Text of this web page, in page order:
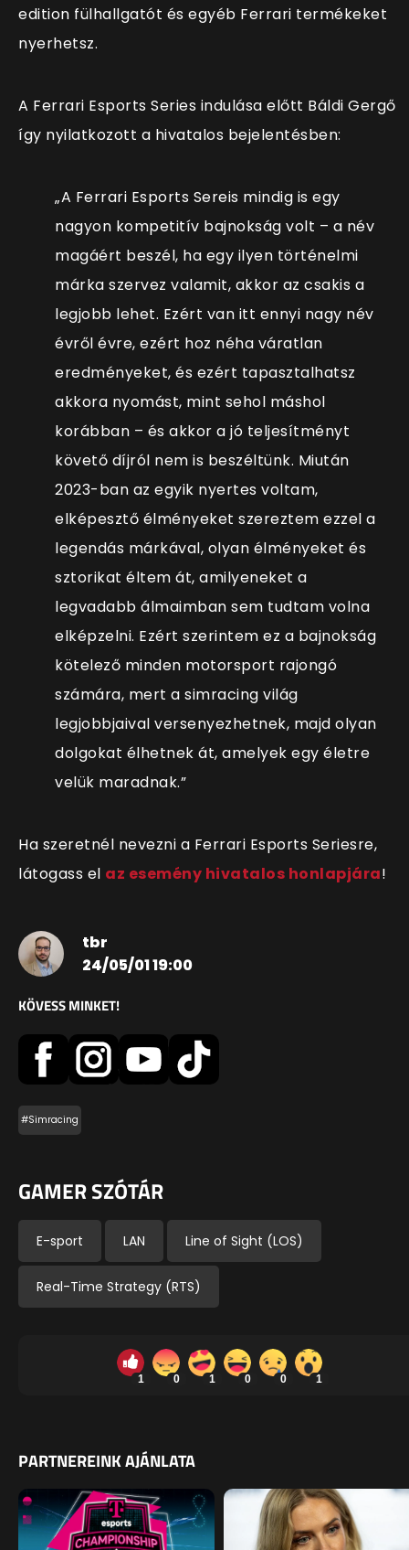
edition fülhallgatót és egyéb Ferrari termékeket
nyerhetsz.
A Ferrari Esports Series indulása előtt Báldi Gergő
így nyilatkozott a hivatalos bejelentésben:
„A Ferrari Esports Sereis mindig is egy
nagyon kompetitív bajnokság volt – a név
magáért beszél, ha egy ilyen történelmi
márka szervez valamit, akkor az csakis a
legjobb lehet. Ezért van itt ennyi nagy név
évről évre, ezért hoz néha váratlan
eredményeket, és ezért tapasztalhatsz
akkora nyomást, mint sehol máshol
korábban – és akkor a jó teljesítményt
követő díjról nem is beszéltünk. Miután
2023-ban az egyik nyertes voltam,
elképesztő élményeket szereztem ezzel a
legendás márkával, olyan élményeket és
sztorikat éltem át, amilyeneket a
legvadabb álmaimban sem tudtam volna
elképzelni. Ezért szerintem ez a bajnokság
kötelező minden motorsport rajongó
számára, mert a simracing világ
legjobbjaival versenyezhetnek, majd olyan
dolgokat élhetnek át, amelyek egy életre
velük maradnak.”
Ha szeretnél nevezni a Ferrari Esports Seriesre,
látogass el az esemény hivatalos honlapjára!
tbr
24/05/01 19:00
KÖVESS MINKET!
#Simracing
GAMER SZÓTÁR
E-sport LAN Line of Sight (LOS)
Real-Time Strategy (RTS)
1 0 1 0 0 1
PARTNEREINK AJÁNLATA